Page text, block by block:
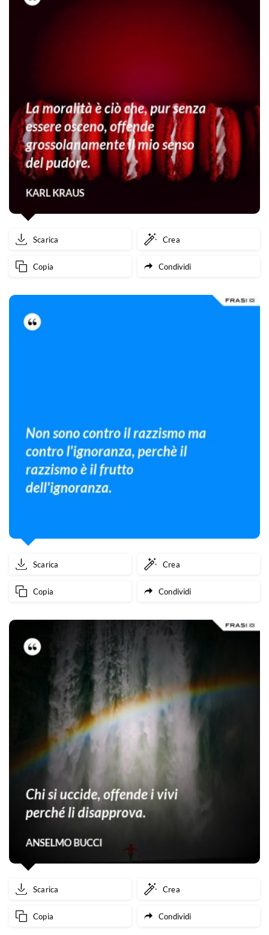
Scarica Crea
Copia Condividi
Scarica Crea
Copia Condividi
Scarica Crea
Copia Condividi